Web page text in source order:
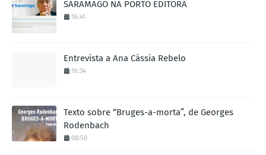
SARAMAGO NA PORTO EDITORA
16:41
Entrevista a Ana Cássia Rebelo
16:34
Texto sobre “Bruges-a-morta”, de Georges
Rodenbach
08:50